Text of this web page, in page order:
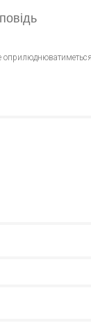
оприлюднюватиметься.